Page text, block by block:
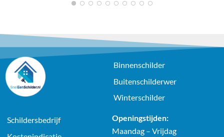
1 2 3 4 5 6 7 8 9 10
Binnenschilder
Buitenschilderwer
Winterschilder
Schildersbedrijf
Openingstijden:
Maandag – Vrijdag